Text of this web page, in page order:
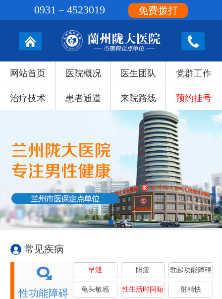
网站首页 医院概况 医生团队 党群工作
治疗技术 患者通道 来院路线 预约挂号
常见疾病
性功能障碍
早泄 阳痿 勃起功能障碍
龟头敏感 性生活时间短 射精快
0931－4523019 免费拨打